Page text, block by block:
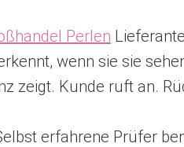
Perlen
wenn sie sie
zeigt. Kunde ruft an.
erfahrene Prüfer